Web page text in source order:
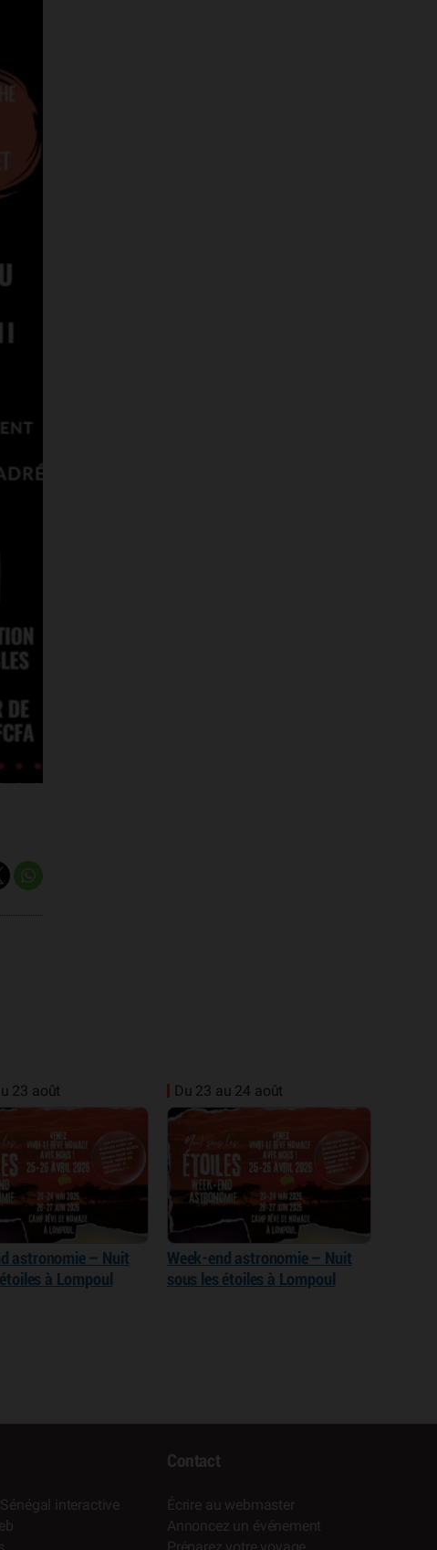
23 août
astronomie – Nuit
à Lompoul
Du 23 au 24 août
Week-end astronomie – Nuit
sous les étoiles à Lompoul
interactive
Contact
Écrire au webmaster
Annoncez un événement